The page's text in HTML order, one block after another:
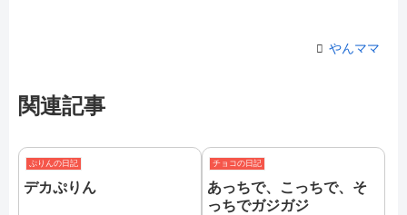
やんママ
関連記事
ぷりんの日記
デカぷりん
チョコの日記
あっちで、こっちで、そ
っちでガジガジ